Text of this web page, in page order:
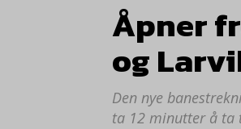
Åpner
og
Den nye
ta 12 minutter å ta